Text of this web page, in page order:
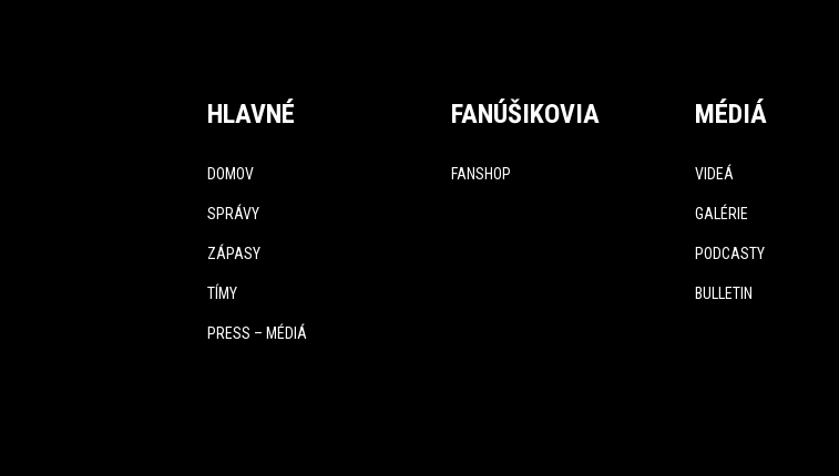
HLAVNÉ
DOMOV
SPRÁVY
ZÁPASY
TÍMY
PRESS – MÉDIÁ
FANÚŠIKOVIA
FANSHOP
MÉDIÁ
VIDEÁ
GALÉRIE
PODCASTY
BULLETIN